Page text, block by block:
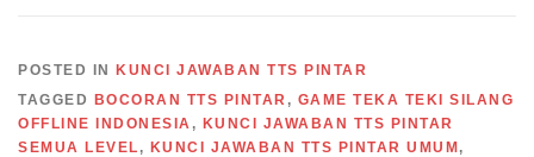
POSTED IN
KUNCI JAWABAN TTS PINTAR
TAGGED
BOCORAN TTS PINTAR , GAME TEKA TEKI SILANG
OFFLINE INDONESIA , KUNCI JAWABAN TTS PINTAR
SEMUA LEVEL , KUNCI JAWABAN TTS PINTAR UMUM ,